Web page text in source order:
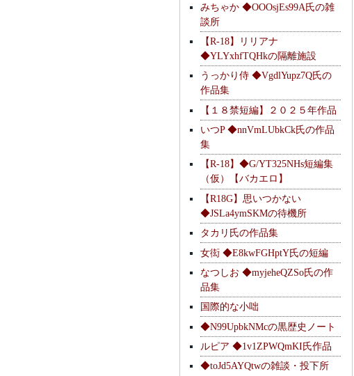
みちゃか ◆OOOsjEs99A氏の雑
談所
【R-18】リリアナ
◆YLYxhfTQHkの隔離施設
うっかり侍 ◆VgdlYupz7Q氏の
作品集
【１８禁短編】２０２５年作品
いつP ◆nnVmLUbkCk氏の作品
集
【R-18】◆G/YT325NHs短編集
（仮）【バカエロ】
【R18G】思いつかない
◆JSLa4ymSKMの待機所
タカリ氏の作品集
女衒 ◆E8kwFGHptY氏の短編
なつしお ◆myjeheQZSo氏の作
品集
国際的な小咄
◆N99UpbkNMcの黒歴史ノート
ルピア ◆1v1ZPWQmKI氏作品
◆toJd5AYQtwの雑談・投下所